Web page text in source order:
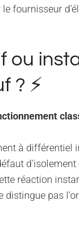
fournisseur
ou
? ⚡
à différentiel
réaction
pas